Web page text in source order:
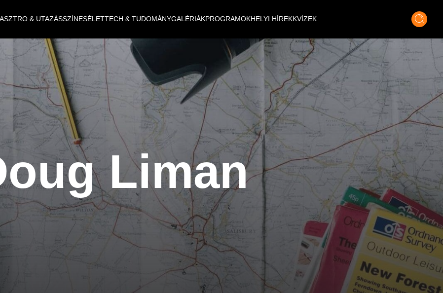
& UTAZÁSSZÍNESÉLETTECH & TUDOMÁNYGALÉRIÁKPROGRAMOKHELYI HÍREKKVÍZEK
Liman